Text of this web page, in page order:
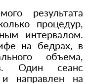
результата
процедур,
интервалом.
на бедрах, в
объема,
Один сеанс
направлен на